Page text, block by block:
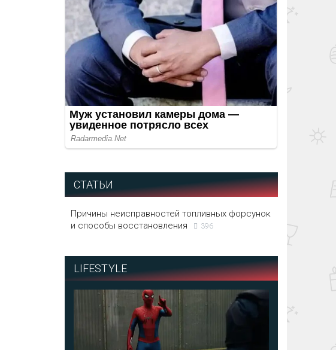
СТАТЬИ
Причины неисправностей топливных форсунок
и способы восстановления
396
LIFESTYLE